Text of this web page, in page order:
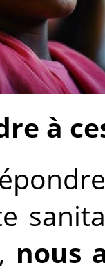
à
nous